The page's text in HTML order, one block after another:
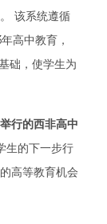
该系统遵循
高中教育，
础，使学生为
行的西非高中
生的下一步行
高等教育机会